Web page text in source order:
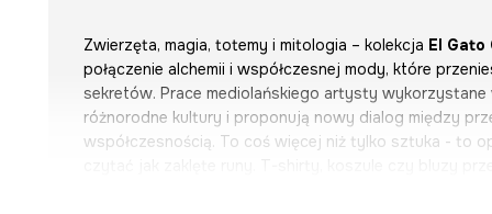
Zwierzęta, magia, totemy i mitologia – kolekcja El Gato
połączenie alchemii i współczesnej mody, które
sekretów. Prace mediolańskiego artysty wykorzystane
różnorodne kultury i proponują nowy dialog między
współczesnością. To coś więcej niż tylko sztuka - to